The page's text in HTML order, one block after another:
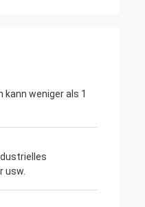
kann weniger als 1
usw.